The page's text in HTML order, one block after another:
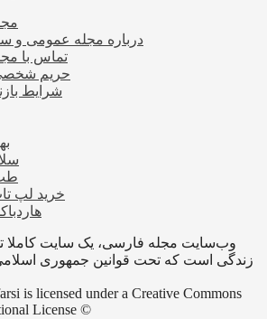
درباره مجله عمومی و
تماس با
حریم
شرایط
خرید لپ
وب‌سایت مجله فارسی، یک سایت
زندگی است که تحت قوانین جمهوری اسلامی
is licensed under a Creative Commons
License ©️